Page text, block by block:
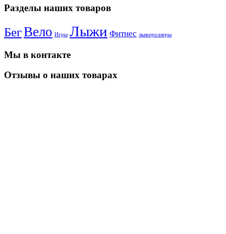
Разделы наших товаров
БегВело Игры Лыжи Фитнес лыжероллеры
Мы в контакте
Отзывы о наших товарах